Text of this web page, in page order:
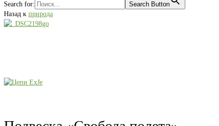
Search for:
Search Button
Назад к природа